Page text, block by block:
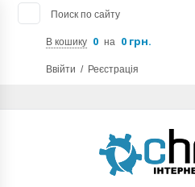
Поиск по сайту
В кошику 0 на 0 грн.
Ввійти / Реєстрація